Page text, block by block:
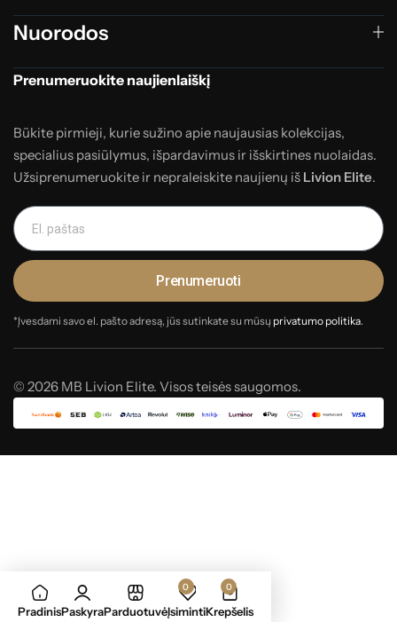
Nuorodos
Prenumeruokite naujienlaiškį
Būkite pirmieji, kurie sužino apie naujausias kolekcijas,
specialius pasiūlymus, išpardavimus ir išskirtines nuolaidas.
Užsiprenumeruokite ir nepraleiskite naujienų iš Livion Elite.
Prenumeruoti
*Įvesdami savo el. pašto adresą, jūs sutinkate su mūsų privatumo politika.
© 2026 MB Livion Elite. Visos teisės saugomos.
PradinisPaskyraParduotuvė
0
Įsiminti
0
Krepšelis